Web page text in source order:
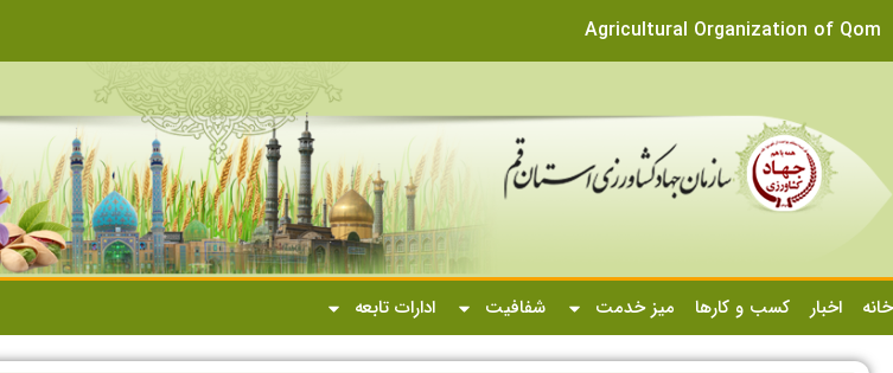
Agricultural Organization of Qom
خانه
اخبار کسب و کارها میز خدمت شفافیت ادارات تابعه